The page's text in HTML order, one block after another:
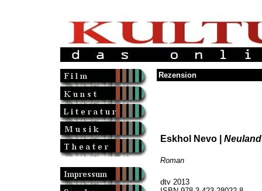
Rezension
Eskhol Nevo | Neuland
Roman
dtv 2013